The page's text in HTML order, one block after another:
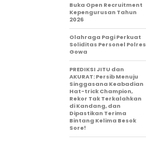
Buka Open Recruitment
Kepengurusan Tahun
2026
Olahraga Pagi Perkuat
Soliditas Personel Polres
Gowa
PREDIKSI JITU dan
AKURAT: Persib Menuju
Singgasana Keabadian
Hat-trick Champion,
Rekor Tak Terkalahkan
di Kandang, dan
Dipastikan Terima
Bintang Kelima Besok
Sore!